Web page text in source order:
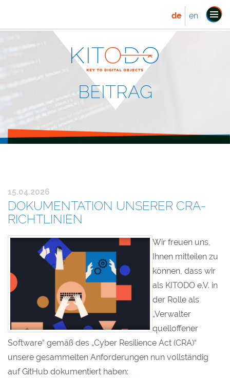
de en
BEITRAG
15.04.2026
DOKUMENTATION UNSERER CRA-
RICHTLINIEN
Wir freuen uns,
Ihnen mitteilen zu
können, dass wir
als KITODO e.V. in
der Rolle als
„Verwalter
quelloffener
Software“ gemäß des „Cyber Resilience Act (CRA)“
unsere gesammelten Anforderungen nun vollständig
auf GitHub dokumentiert haben: